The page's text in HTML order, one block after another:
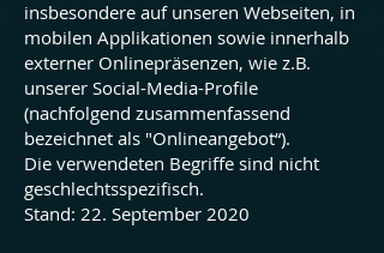
insbesondere auf unseren Webseiten, in
mobilen Applikationen sowie innerhalb
externer Onlinepräsenzen, wie z.B.
unserer Social-Media-Profile
(nachfolgend zusammenfassend
bezeichnet als "Onlineangebot“).
Die verwendeten Begriffe sind nicht
geschlechtsspezifisch.
Stand: 22. September 2020